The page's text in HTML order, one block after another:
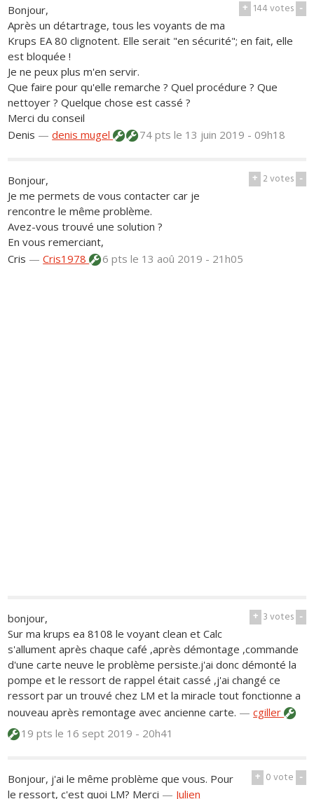
+ 144votes -
Bonjour,
Après un détartrage, tous les voyants de ma
Krups EA 80 clignotent. Elle serait "en sécurité"; en fait, elle
est bloquée !
Je ne peux plus m'en servir.
Que faire pour qu'elle remarche ? Quel procédure ? Que
nettoyer ? Quelque chose est cassé ?
Merci du conseil
Denis —denis mugel 74 ptsle 13 juin 2019 - 09h18
+ 2votes -
Bonjour,
Je me permets de vous contacter car je
rencontre le même problème.
Avez-vous trouvé une solution ?
En vous remerciant,
Cris —Cris1978 6 ptsle 13 aoû 2019 - 21h05
+ 3votes -
bonjour,
Sur ma krups ea 8108 le voyant clean et Calc
s'allument après chaque café ,après démontage ,commande
d'une carte neuve le problème persiste.j'ai donc démonté la
pompe et le ressort de rappel était cassé ,j'ai changé ce
ressort par un trouvé chez LM et la miracle tout fonctionne a
nouveau après remontage avec ancienne carte. —cgiller
19 ptsle 16 sept 2019 - 20h41
+ 0vote -
Bonjour, j'ai le même problème que vous. Pour
le ressort, c'est quoi LM? Merci — Julien